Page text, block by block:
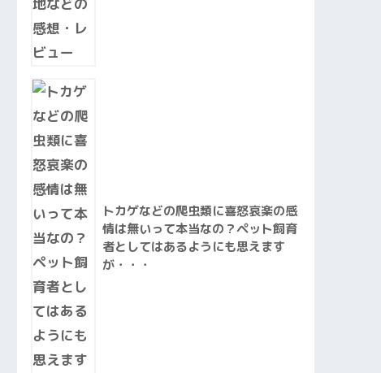
トカゲなどの爬虫類に喜怒哀楽の感
情は無いって本当なの？ペット飼育
者としてはあるようにも思えます
が・・・